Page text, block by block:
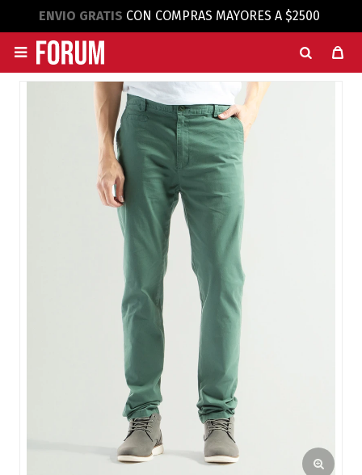
ENVIO GRATIS CON COMPRAS MAYORES A $2500
